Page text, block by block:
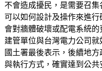
不會造成擾民，是需要召
可以如何設計及操作來進
會對牆體破壞或配電系統
建管單位與台灣電力公司
國土署最後表示，後續地
與執行方式，確實達到公